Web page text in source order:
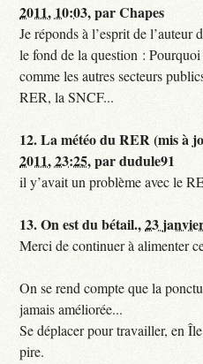
2011, 10:03,parChapes
Je réponds à l’esprit de l’auteur
le fond de la question : Pourquoi
comme les autres secteurs
RER, la SNCF...
12.La météo du RER (mis à
2011, 23:25,pardudule91
il y’avait un problème avec le
13.On est du bétail.,23
Merci de continuer à alimenter
On se rend compte que la
jamais améliorée...
Se déplacer pour travailler, en
pire.